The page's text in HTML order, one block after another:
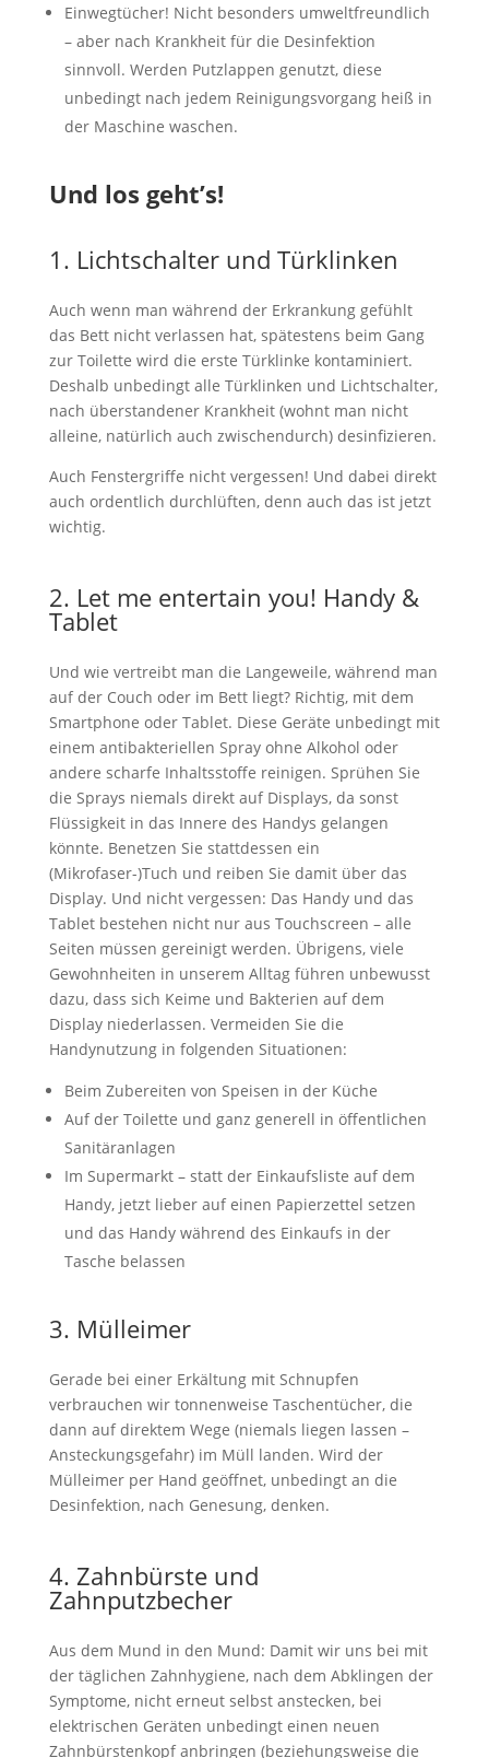
Einwegtücher! Nicht besonders umweltfreundlich
– aber nach Krankheit für die Desinfektion
sinnvoll. Werden Putzlappen genutzt, diese
unbedingt nach jedem Reinigungsvorgang heiß in
der Maschine waschen.
Und los geht’s!
1. Lichtschalter und Türklinken
Auch wenn man während der Erkrankung gefühlt
das Bett nicht verlassen hat, spätestens beim Gang
zur Toilette wird die erste Türklinke kontaminiert.
Deshalb unbedingt alle Türklinken und Lichtschalter,
nach überstandener Krankheit (wohnt man nicht
alleine, natürlich auch zwischendurch) desinfizieren.
Auch Fenstergriffe nicht vergessen! Und dabei direkt
auch ordentlich durchlüften, denn auch das ist jetzt
wichtig.
2. Let me entertain you! Handy &
Tablet
Und wie vertreibt man die Langeweile, während man
auf der Couch oder im Bett liegt? Richtig, mit dem
Smartphone oder Tablet. Diese Geräte unbedingt mit
einem antibakteriellen Spray ohne Alkohol oder
andere scharfe Inhaltsstoffe reinigen. Sprühen Sie
die Sprays niemals direkt auf Displays, da sonst
Flüssigkeit in das Innere des Handys gelangen
könnte. Benetzen Sie stattdessen ein
(Mikrofaser-)Tuch und reiben Sie damit über das
Display. Und nicht vergessen: Das Handy und das
Tablet bestehen nicht nur aus Touchscreen – alle
Seiten müssen gereinigt werden. Übrigens, viele
Gewohnheiten in unserem Alltag führen unbewusst
dazu, dass sich Keime und Bakterien auf dem
Display niederlassen. Vermeiden Sie die
Handynutzung in folgenden Situationen:
Beim Zubereiten von Speisen in der Küche
Auf der Toilette und ganz generell in öffentlichen
Sanitäranlagen
Im Supermarkt – statt der Einkaufsliste auf dem
Handy, jetzt lieber auf einen Papierzettel setzen
und das Handy während des Einkaufs in der
Tasche belassen
3. Mülleimer
Gerade bei einer Erkältung mit Schnupfen
verbrauchen wir tonnenweise Taschentücher, die
dann auf direktem Wege (niemals liegen lassen –
Ansteckungsgefahr) im Müll landen. Wird der
Mülleimer per Hand geöffnet, unbedingt an die
Desinfektion, nach Genesung, denken.
4. Zahnbürste und
Zahnputzbecher
Aus dem Mund in den Mund: Damit wir uns bei mit
der täglichen Zahnhygiene, nach dem Abklingen der
Symptome, nicht erneut selbst anstecken, bei
elektrischen Geräten unbedingt einen neuen
Zahnbürstenkopf anbringen (beziehungsweise die